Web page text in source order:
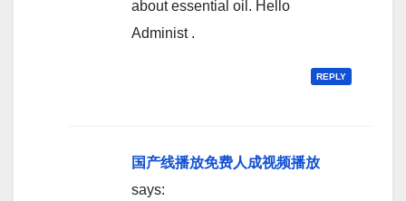
about essential oil. Hello
Administ .
REPLY
国产线播放免费人成视频播放
says: